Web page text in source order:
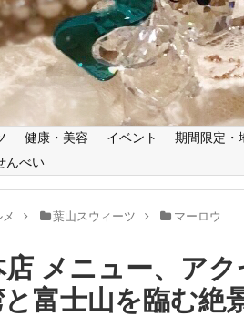
健康・美容 イベント 期間限定・
んべい
葉山スウィーツ マーロウ
メニュー、ア
と富士山を臨む